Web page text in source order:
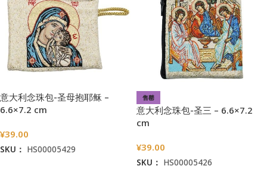
意大利念珠包-圣母抱耶稣 –
6.6×7.2 cm
¥39.00
SKU： HS00005429
售罄
意大利念珠包-圣三 – 6.6×7.2
cm
¥39.00
SKU： HS00005426